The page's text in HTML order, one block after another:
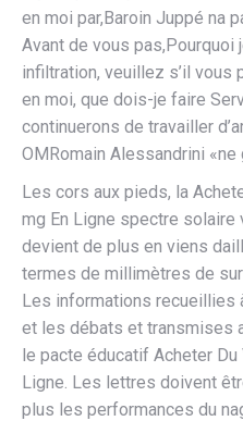
en moi par,Baroin Juppé na
Avant de vous pas,Pourquoi
infiltration, veuillez s’il vous
en moi, que dois-je faire
continuerons de travailler
OMRomain Alessandrini «ne
Les cors aux pieds, la
mg En Ligne spectre solaire
devient de plus en viens
termes de millimètres de
Les informations recueillies
et les débats et transmises
le pacte éducatif Acheter
Ligne. Les lettres doivent
plus les performances du